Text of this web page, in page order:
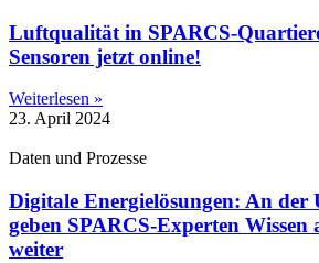
Luftqualität in SPARCS-
Sensoren jetzt online!
Weiterlesen »
23. April 2024
Daten und Prozesse
Digitale Energielösungen: An der
geben SPARCS-Experten Wissen
weiter